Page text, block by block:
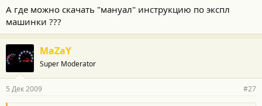
А где можно скачать "мануал" инструкцию по экспл
машинки ???
MaZaY
Super Moderator
5 Дек 2009 #27